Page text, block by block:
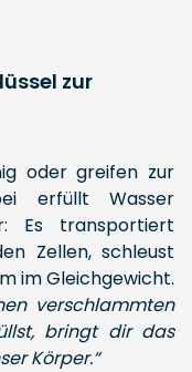
zur
oder greifen zur
erfüllt Wasser
Es transportiert
Zellen, schleust
im Gleichgewicht.
verschlammten
bringt dir das
Körper.“